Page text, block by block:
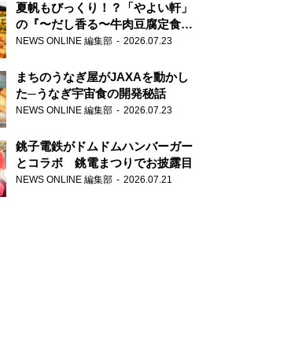
夏帆もびっくり！？「やよい軒」
の『〜だし香る〜牛肉豆腐定食』
が香り高すぎる
NEWS ONLINE 編集部 2026.07.23
まちのうなぎ屋がJAXAを動かし
た─うなぎ宇宙食の開発秘話
NEWS ONLINE 編集部 2026.07.23
銚子電鉄がドムドムハンバーガー
とコラボ 銚電まつりでお披露目
NEWS ONLINE 編集部 2026.07.21